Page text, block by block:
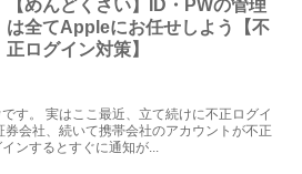
【めんどくさい】ID・PWの管理
は全てAppleにお任せしよう【不
正ログイン対策】
に不正ログイ
ンするとすぐに通知が...